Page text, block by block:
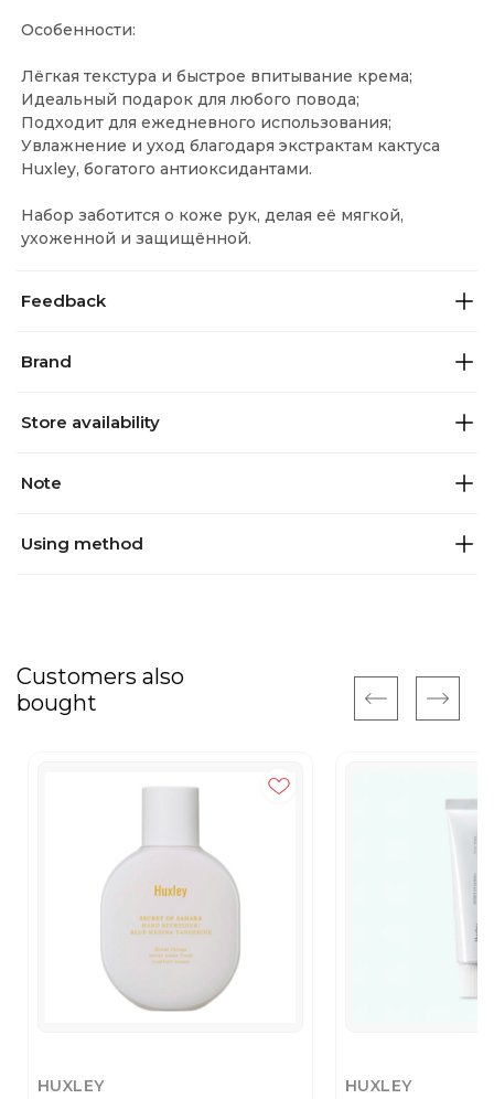
Особенности:
Лёгкая текстура и быстрое впитывание крема;
Идеальный подарок для любого повода;
Подходит для ежедневного использования;
Увлажнение и уход благодаря экстрактам кактуса
Huxley, богатого антиоксидантами.
Набор заботится о коже рук, делая её мягкой,
ухоженной и защищённой.
Feedback
Brand
Store availability
Note
Using method
Customers also
bought
HUXLEY HUXLEY